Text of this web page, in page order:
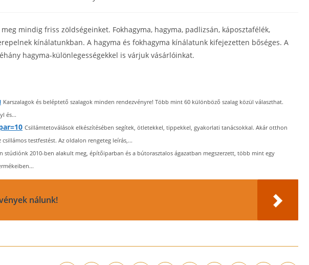
mindig friss zöldségeinket. Fokhagyma, hagyma, padlizsán, káposztafélék,
kínálatunkban. A hagyma és fokhagyma kínálatunk kifejezetten bőséges. A
hagyma-különlegességekkel is várjuk vásárlóinkat.
Karszalagok és beléptető szalagok minden rendezvényre! Több mint 60 különböző szalag közül választhat.
és...
Csillámtetoválások elkészítésében segítek, ötletekkel, tippekkel, gyakorlati tanácsokkal. Akár otthon
testfestést. Az oldalon rengeteg leírás,...
stúdiónk 2010-ben alakult meg, építőiparban és a bútorasztalos ágazatban megszerzett, több mint egy
nálunk!